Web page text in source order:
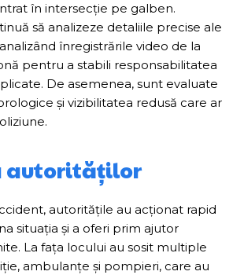
în intersecție pe galben.
să analizeze detaliile precise ale
înregistrările video de la
pentru a stabili responsabilitatea
De asemenea, sunt evaluate
și vizibilitatea redusă care ar
autorităților
autoritățile au acționat rapid
situația și a oferi prim ajutor
La fața locului au sosit multiple
ambulanțe și pompieri, care au